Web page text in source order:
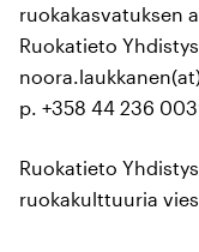
ruokakasvatuksen
Ruokatieto
p. +358 44 236
Ruokatieto
ruokakulttuuria